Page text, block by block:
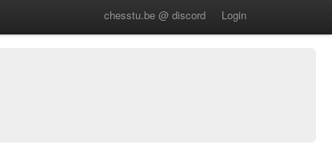
chesstu.be @ discord Login